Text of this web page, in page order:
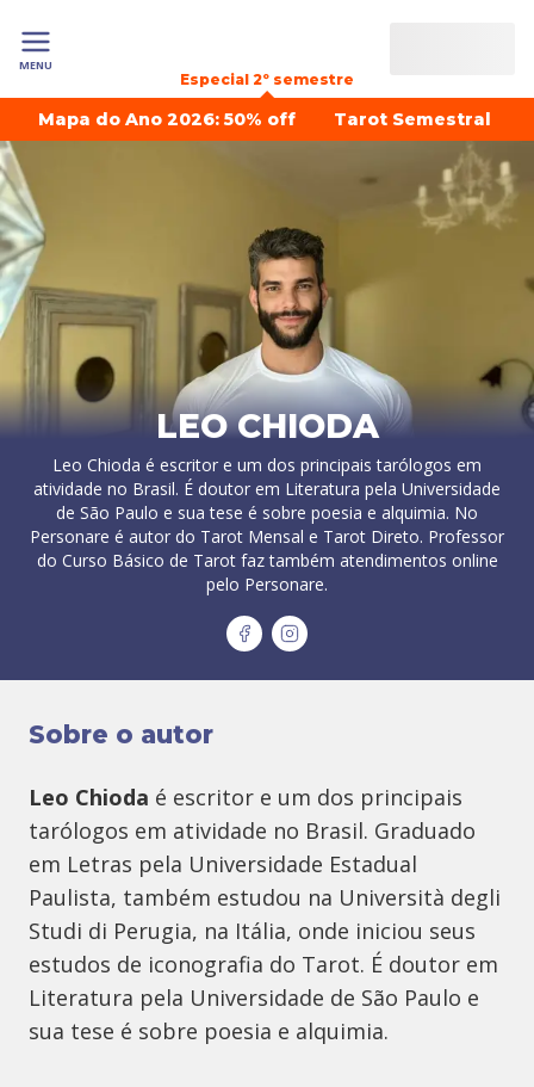
MENU
Especial 2º semestre
Mapa do Ano 2026: 50% off Tarot Semestral
LEO CHIODA
Leo Chioda é escritor e um dos principais tarólogos em
atividade no Brasil. É doutor em Literatura pela Universidade
de São Paulo e sua tese é sobre poesia e alquimia. No
Personare é autor do Tarot Mensal e Tarot Direto. Professor
do Curso Básico de Tarot faz também atendimentos online
pelo Personare.
Sobre o autor
Leo Chioda é escritor e um dos principais
tarólogos em atividade no Brasil. Graduado
em Letras pela Universidade Estadual
Paulista, também estudou na Università degli
Studi di Perugia, na Itália, onde iniciou seus
estudos de iconografia do Tarot. É doutor em
Literatura pela Universidade de São Paulo e
sua tese é sobre poesia e alquimia.